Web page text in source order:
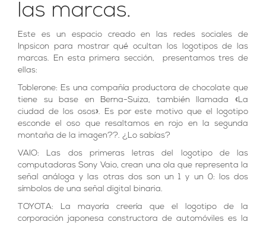
las marcas.
Este es un espacio creado en las redes sociales de
Inpsicon para mostrar qué ocultan los logotipos de las
marcas. En esta primera sección, presentamos tres de
ellas:
Toblerone: Es una compañía productora de chocolate que
tiene su base en Berna-Suiza, también llamada «La
ciudad de los osos». Es por este motivo que el logotipo
esconde el oso que resaltamos en rojo en la segunda
montaña de la imagen??. ¿Lo sabías?
VAIO: Las dos primeras letras del logotipo de las
computadoras Sony Vaio, crean una ola que representa la
señal análoga y las otras dos son un 1 y un 0: los dos
símbolos de una señal digital binaria.
TOYOTA: La mayoría creería que el logotipo de la
corporación japonesa constructora de automóviles es la